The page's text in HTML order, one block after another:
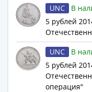
империя
Бавария
Пруссия
Саар
Священная
UNC
В
5 рублей
UNC
В
5 рублей
операция"